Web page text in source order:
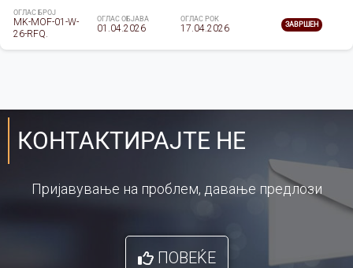
ОГЛАС БРОЈ
MK-MOF-01-W-
26-RFQ.
ОГЛАС ОБЈАВА
01.04.2026
ОГЛАС РОК
17.04.2026 ЗАВРШЕН
КОНТАКТИРАЈТЕ НЕ
Пријавување на проблем, давање предлози
ПОВЕЌЕ